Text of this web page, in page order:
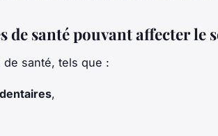
de santé pouvant affecter le
santé, tels que :
,